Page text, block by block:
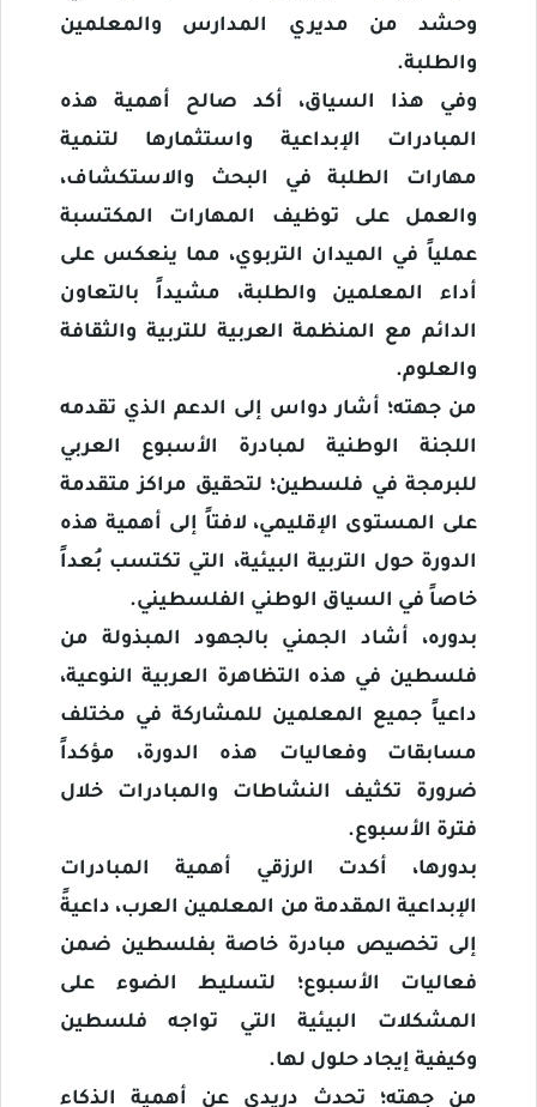
وحشد من مديري المدارس والمعلمين
والطلبة.
وفي هذا السياق، أكد صالح أهمية هذه
المبادرات الإبداعية واستثمارها لتنمية
مهارات الطلبة في البحث والاستكشاف،
والعمل على توظيف المهارات المكتسبة
عملياً في الميدان التربوي، مما ينعكس على
أداء المعلمين والطلبة، مشيداً بالتعاون
الدائم مع المنظمة العربية للتربية والثقافة
والعلوم.
من جهته؛ أشار دواس إلى الدعم الذي تقدمه
اللجنة الوطنية لمبادرة الأسبوع العربي
للبرمجة في فلسطين؛ لتحقيق مراكز متقدمة
على المستوى الإقليمي، لافتاً إلى أهمية هذه
الدورة حول التربية البيئية، التي تكتسب بُعداً
خاصاً في السياق الوطني الفلسطيني.
بدوره، أشاد الجمني بالجهود المبذولة من
فلسطين في هذه التظاهرة العربية النوعية،
داعياً جميع المعلمين للمشاركة في مختلف
مسابقات وفعاليات هذه الدورة، مؤكداً
ضرورة تكثيف النشاطات والمبادرات خلال
فترة الأسبوع.
بدورها، أكدت الرزقي أهمية المبادرات
الإبداعية المقدمة من المعلمين العرب، داعيةً
إلى تخصيص مبادرة خاصة بفلسطين ضمن
فعاليات الأسبوع؛ لتسليط الضوء على
المشكلات البيئية التي تواجه فلسطين
وكيفية إيجاد حلول لها.
من جهته؛ تحدث دريدي عن أهمية الذكاء